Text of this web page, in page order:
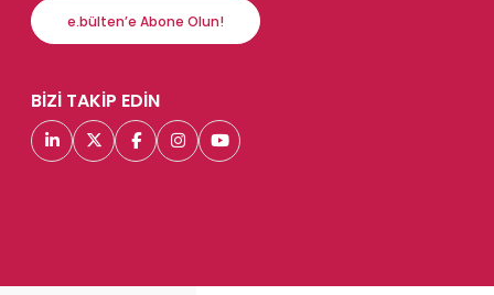
e.bülten’e Abone Olun!
BİZİ TAKİP EDİN